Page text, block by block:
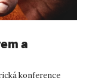
a
konference